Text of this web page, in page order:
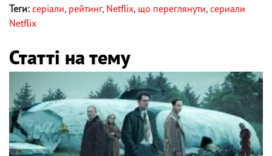
Теги: серіали, рейтинг, Netflix, що переглянути, сериали
Netflix
Статті на тему